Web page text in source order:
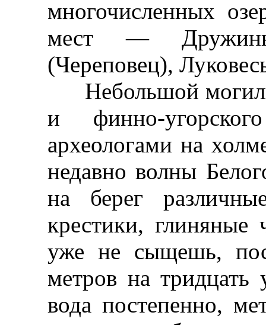
многочисленных
мест —
(Череповец),
Небольшой
и финно-
археологами на
недавно волны
на берег
крестики,
уже не сыщешь,
метров на
вода постепенно,